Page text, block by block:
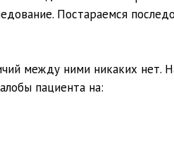
Постараемся
между ними никаких нет.
пациента на: